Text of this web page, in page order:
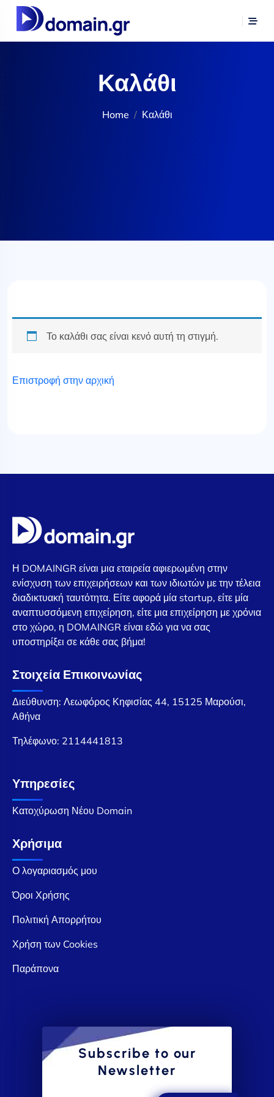
Καλάθι
Home Καλάθι
Το καλάθι σας είναι κενό αυτή τη στιγμή.
Επιστροφή στην αρχική
Η DOMAINGR είναι μια εταιρεία αφιερωμένη στην
ενίσχυση των επιχειρήσεων και των ιδιωτών με την τέλεια
διαδικτυακή ταυτότητα. Είτε αφορά μία startup, είτε μία
αναπτυσσόμενη επιχείρηση, είτε μια επιχείρηση με χρόνια
στο χώρο, η DOMAINGR είναι εδώ για να σας
υποστηρίξει σε κάθε σας βήμα!
Στοιχεία Επικοινωνίας
Διεύθυνση: Λεωφόρος Κηφισίας 44, 15125 Μαρούσι,
Αθήνα
Τηλέφωνο: 2114441813
Υπηρεσίες
Κατοχύρωση Νέου Domain
Χρήσιμα
Ο λογαριασμός μου
Όροι Χρήσης
Πολιτική Απορρήτου
Χρήση των Cookies
Παράπονα
Subscribe to our
Newsletter